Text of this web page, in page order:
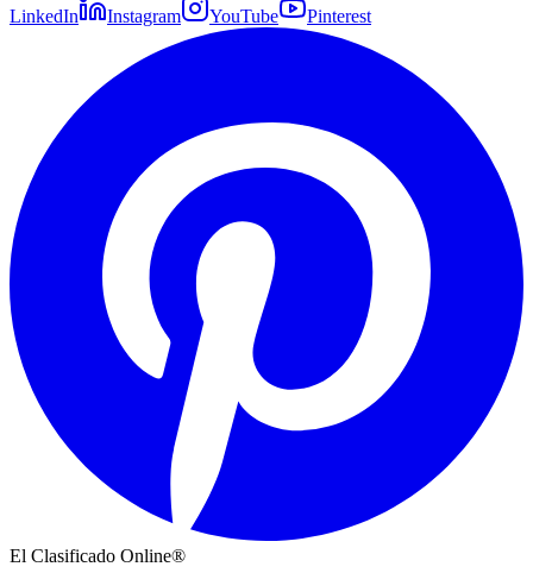
LinkedIn Instagram YouTube Pinterest
El Clasificado Online®